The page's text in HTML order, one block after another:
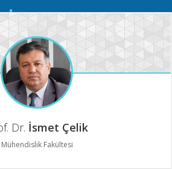
Mobil
Dr. İsmet Çelik
Mühendislik Fakültesi